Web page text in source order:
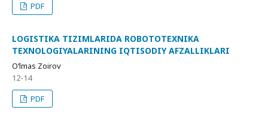
PDF
LOGISTIKA TIZIMLARIDA ROBOTOTEXNIKA
TEXNOLOGIYALARINING IQTISODIY AFZALLIKLARI
O‘lmas Zoirov
12-14
PDF